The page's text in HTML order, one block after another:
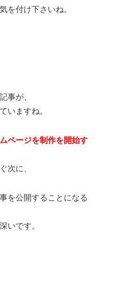
を付け下さいね。
事が、
いますね。
ページを制作を開始す
次に、
を公開することになる
いです。